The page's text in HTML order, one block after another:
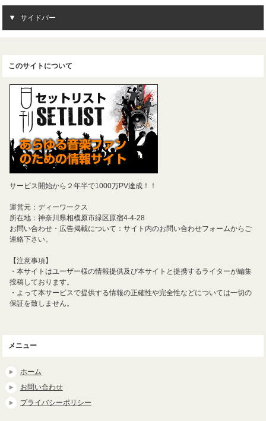
サイドバー
このサイトについて
サービス開始から２年半で1000万PV達成！！
運営元：ディーワークス
所在地：神奈川県相模原市緑区原宿4-4-28
お問い合わせ・広告掲載について：サイト内のお問い合わせフォームからご
連絡下さい。
【注意事項】
・本サイトはユーザー様の情報提供及び本サイトと提携するライターが編集
投稿しております。
・よって本サービスで提供する情報の正確性や完全性などについては一切の
保証を致しません。
メニュー
ホーム
お問い合わせ
プライバシーポリシー